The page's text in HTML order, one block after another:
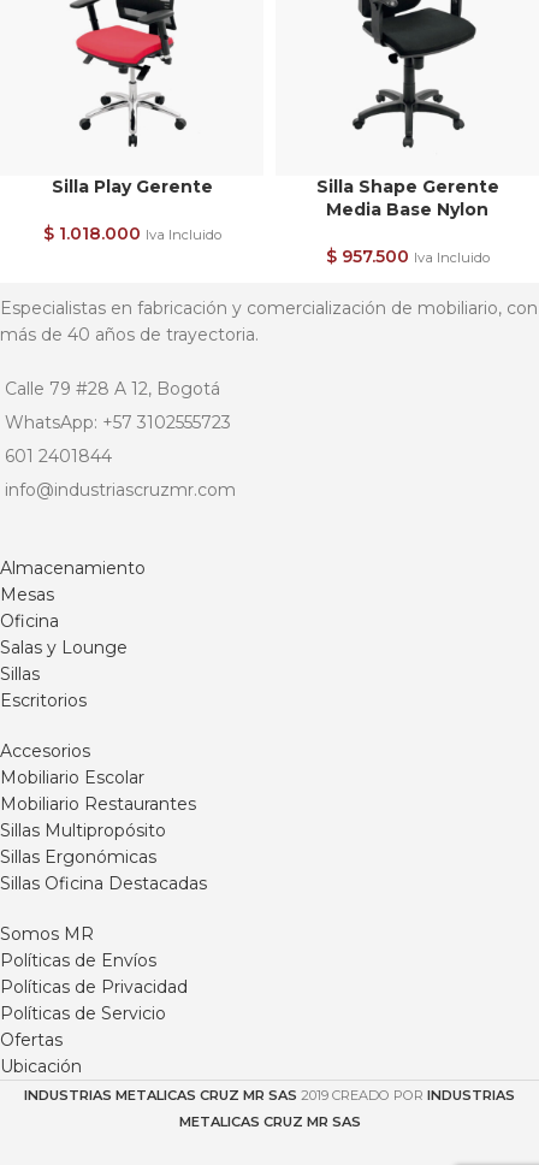
Silla Play Gerente
$1.018.000 Iva Incluido
Silla Shape Gerente
Media Base Nylon
$957.500 Iva Incluido
Especialistas en fabricación y comercialización de mobiliario, con
más de 40 años de trayectoria.
Calle 79 #28 A 12, Bogotá
WhatsApp: +57 3102555723
601 2401844
info@industriascruzmr.com
Almacenamiento
Mesas
Oficina
Salas y Lounge
Sillas
Escritorios
Accesorios
Mobiliario Escolar
Mobiliario Restaurantes
Sillas Multipropósito
Sillas Ergonómicas
Sillas Oficina Destacadas
Somos MR
Políticas de Envíos
Políticas de Privacidad
Políticas de Servicio
Ofertas
Ubicación
INDUSTRIAS METALICAS CRUZ MR SAS 2019 CREADO POR INDUSTRIAS
METALICAS CRUZ MR SAS